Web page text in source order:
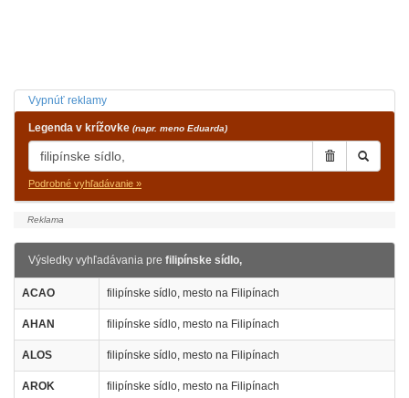
Vypnúť reklamy
Legenda v krížovke (napr. meno Eduarda)
Podrobné vyhľadávanie »
Výsledky vyhľadávania pre filipínske sídlo,
ACAO filipínske sídlo, mesto na Filipínach
AHAN filipínske sídlo, mesto na Filipínach
ALOS filipínske sídlo, mesto na Filipínach
AROK filipínske sídlo, mesto na Filipínach